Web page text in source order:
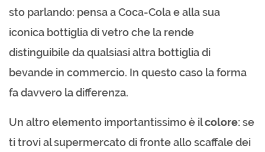
sto parlando: pensa a Coca-Cola e alla sua
iconica bottiglia di vetro che la rende
distinguibile da qualsiasi altra bottiglia di
bevande in commercio. In questo caso la forma
fa davvero la differenza.
Un altro elemento importantissimo è ilcolore:se
ti trovi al supermercato di fronte allo scaffale dei